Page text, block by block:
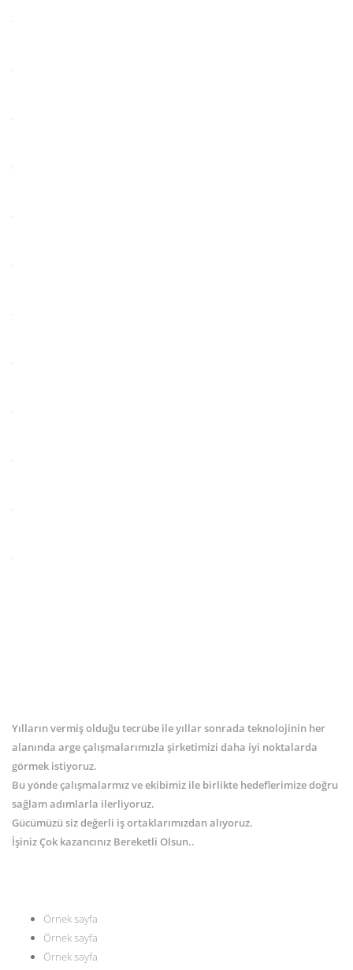
Yılların vermiş olduğu tecrübe ile yıllar sonrada teknolojinin her
alanında arge çalışmalarımızla şirketimizi daha iyi noktalarda
görmek istiyoruz.
Bu yönde çalışmalarmız ve ekibimiz ile birlikte hedeflerimize doğru
sağlam adımlarla ilerliyoruz.
Gücümüzü siz değerli iş ortaklarımızdan alıyoruz.
İşiniz Çok kazancınız Bereketli Olsun..
Örnek sayfa
Örnek sayfa
Örnek sayfa